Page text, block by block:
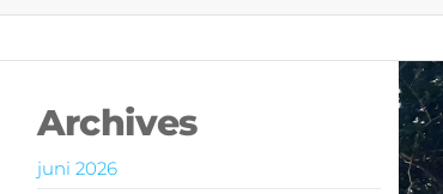
Archives
juni 2026